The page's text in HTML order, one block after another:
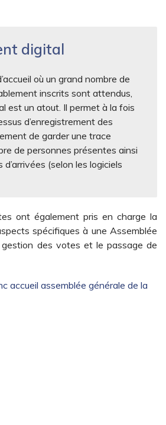
digital
où un grand nombre de
inscrits sont attendus,
est un atout. Il permet à la fois
d’enregistrement des
de garder une trace
de personnes présentes ainsi
d’arrivées (selon les logiciels
ont également pris en charge la
spécifiques à une Assemblée
gestion des votes et le passage de